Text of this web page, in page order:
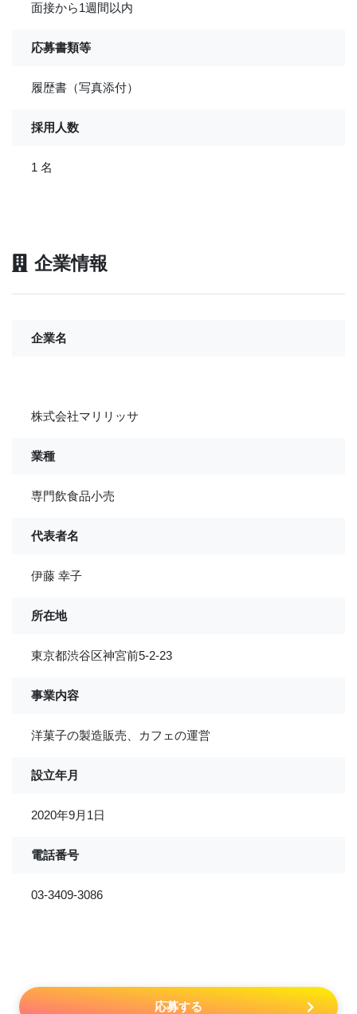
面接から1週間以内
応募書類等
履歴書（写真添付）
採用人数
1 名
企業情報
企業名
株式会社マリリッサ
業種
専門飲食品小売
代表者名
伊藤 幸子
所在地
東京都渋谷区神宮前5-2-23
事業内容
洋菓子の製造販売、カフェの運営
設立年月
2020年9月1日
電話番号
03-3409-3086
応募する